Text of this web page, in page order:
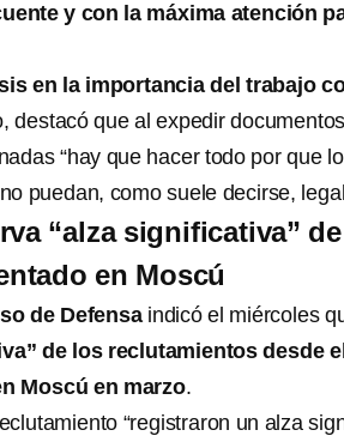
y con la máxima atención
en la importancia del trabajo
destacó que al expedir
“hay que hacer todo por que
puedan, como suele decirse,
“alza significativa”
en Moscú
de Defensa indicó el miércoles
de los reclutamientos desde el
Moscú en marzo.
“registraron un alza